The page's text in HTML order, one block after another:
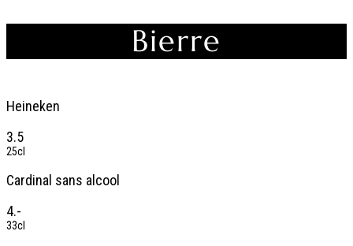
Bierre
Heineken
3.5
25cl
Cardinal sans alcool
4.-
33cl